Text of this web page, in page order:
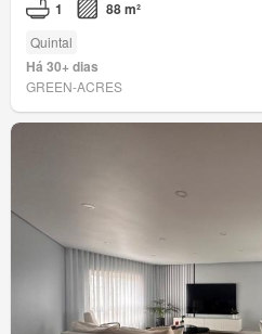
1 88 m²
Quintal
Há 30+ dias
GREEN-ACRES